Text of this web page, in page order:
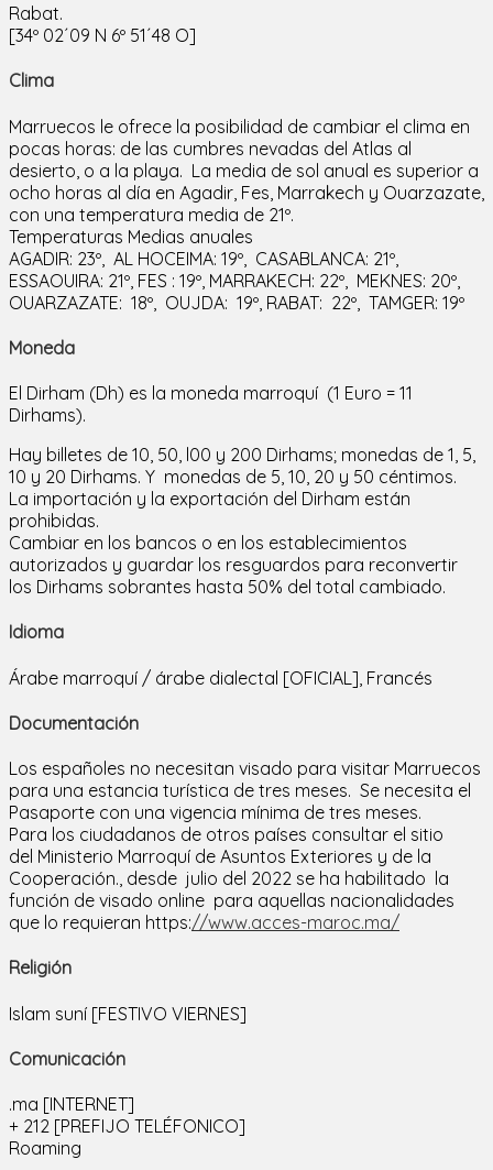
Rabat.
[34º 02´09 N 6º 51´48 O]
Clima
Marruecos le ofrece la posibilidad de cambiar el clima en
pocas horas: de las cumbres nevadas del Atlas al
desierto, o a la playa. La media de sol anual es superior a
ocho horas al día en Agadir, Fes, Marrakech y Ouarzazate,
con una temperatura media de 21º.
Temperaturas Medias anuales
AGADIR: 23º, AL HOCEIMA: 19º, CASABLANCA: 21º,
ESSAOUIRA: 21º, FES : 19º, MARRAKECH: 22º, MEKNES: 20º,
OUARZAZATE: 18º, OUJDA: 19º, RABAT: 22º, TAMGER: 19º
Moneda
El Dirham (Dh) es la moneda marroquí (1 Euro = 11
Dirhams).
Hay billetes de 10, 50, l00 y 200 Dirhams; monedas de 1, 5,
10 y 20 Dirhams. Y monedas de 5, 10, 20 y 50 céntimos.
La importación y la exportación del Dirham están
prohibidas.
Cambiar en los bancos o en los establecimientos
autorizados y guardar los resguardos para reconvertir
los Dirhams sobrantes hasta 50% del total cambiado.
Idioma
Árabe marroquí / árabe dialectal [OFICIAL], Francés
Documentación
Los españoles no necesitan visado para visitar Marruecos
para una estancia turística de tres meses. Se necesita el
Pasaporte con una vigencia mínima de tres meses.
Para los ciudadanos de otros países consultar el sitio
del Ministerio Marroquí de Asuntos Exteriores y de la
Cooperación., desde julio del 2022 se ha habilitado la
función de visado online para aquellas nacionalidades
que lo requieran https://www.acces-maroc.ma/
Religión
Islam suní [FESTIVO VIERNES]
Comunicación
.ma [INTERNET]
+ 212 [PREFIJO TELÉFONICO]
Roaming